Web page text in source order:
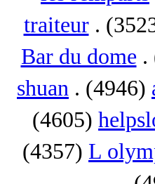
traiteur.
Bar du dome .
shuan . (4946)
(4605)
(4357) L